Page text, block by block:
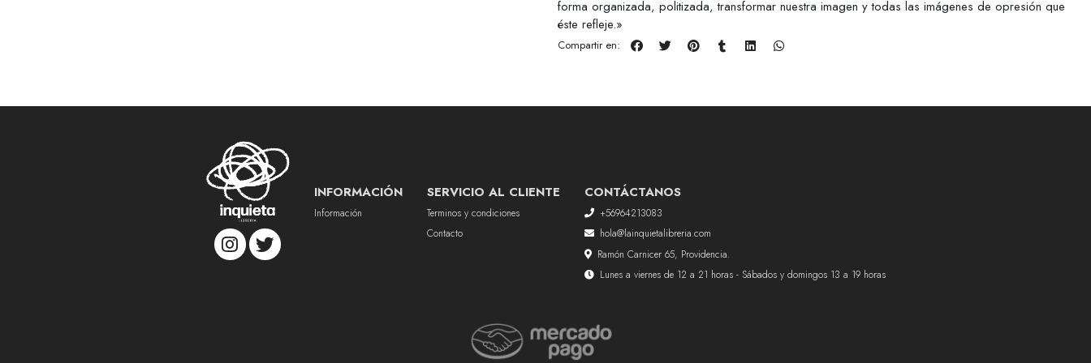
forma organizada, politizada, transformar nuestra imagen y todas las imágenes de opresión que
éste refleje.»
Compartir en:
INFORMACIÓN
Información
SERVICIO AL CLIENTE
Terminos y condiciones
Contacto
CONTÁCTANOS
+56964213083
hola@lainquietalibreria.com
Ramón Carnicer 65, Providencia.
Lunes a viernes de 12 a 21 horas - Sábados y domingos 13 a 19 horas